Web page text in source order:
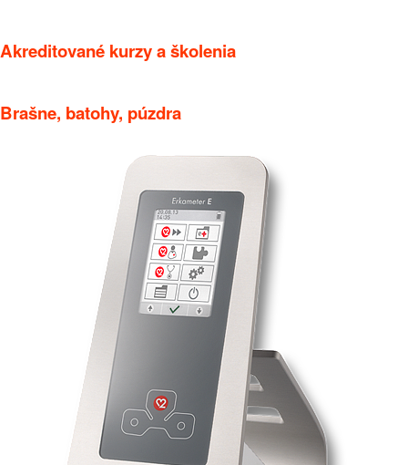
Akreditované kurzy a školenia
Brašne, batohy, púzdra